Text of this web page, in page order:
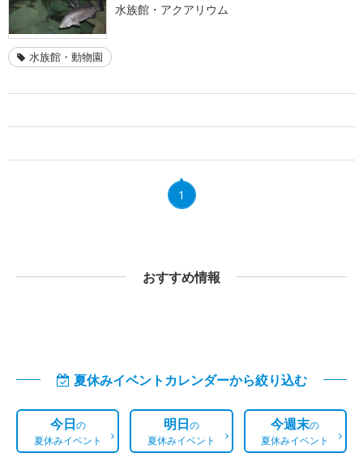
水族館・アクアリウム
水族館・動物園
1
おすすめ情報
夏休みイベントカレンダーから絞り込む
今日の
夏休みイベント
明日の
夏休みイベント
今週末の
夏休みイベント